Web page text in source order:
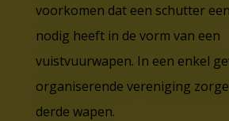
voorkomen dat een schutter
nodig heeft in de vorm van een
vuistvuurwapen. In een enkel
organiserende vereniging
derde wapen.